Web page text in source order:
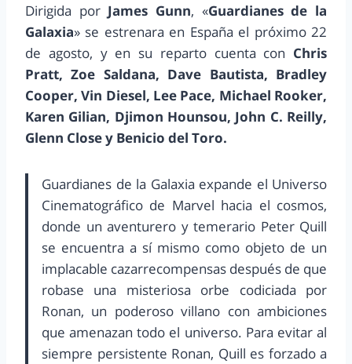
Dirigida por James Gunn, «Guardianes de la
Galaxia» se estrenara en España el próximo 22
de agosto, y en su reparto cuenta con Chris
Pratt, Zoe Saldana, Dave Bautista, Bradley
Cooper, Vin Diesel, Lee Pace, Michael Rooker,
Karen Gilian, Djimon Hounsou, John C. Reilly,
Glenn Close y Benicio del Toro.
Guardianes de la Galaxia expande el Universo
Cinematográfico de Marvel hacia el cosmos,
donde un aventurero y temerario Peter Quill
se encuentra a sí mismo como objeto de un
implacable cazarrecompensas después de que
robase una misteriosa orbe codiciada por
Ronan, un poderoso villano con ambiciones
que amenazan todo el universo. Para evitar al
siempre persistente Ronan, Quill es forzado a